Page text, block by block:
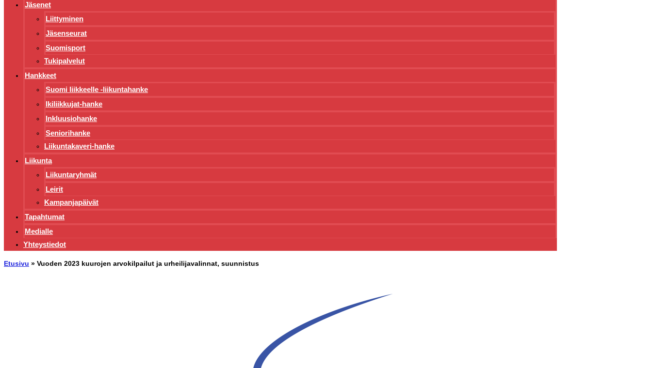
Jäsenet
Liittyminen
Jäsenseurat
Suomisport
Tukipalvelut
Hankkeet
Suomi liikkeelle -liikuntahanke
Ikiliikkujat-hanke
Inkluusiohanke
Seniorihanke
Liikuntakaveri-hanke
Liikunta
Liikuntaryhmät
Leirit
Kampanjapäivät
Tapahtumat
Medialle
Yhteystiedot
Etusivu » Vuoden 2023 kuurojen arvokilpailut ja urheilijavalinnat, suunnistus